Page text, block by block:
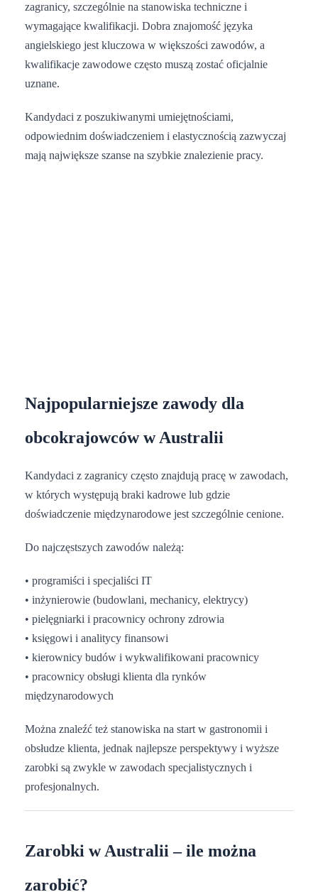
zagranicy, szczególnie na stanowiska techniczne i
wymagające kwalifikacji. Dobra znajomość języka
angielskiego jest kluczowa w większości zawodów, a
kwalifikacje zawodowe często muszą zostać oficjalnie
uznane.
Kandydaci z poszukiwanymi umiejętnościami,
odpowiednim doświadczeniem i elastycznością zazwyczaj
mają największe szanse na szybkie znalezienie pracy.
Najpopularniejsze zawody dla
obcokrajowców w Australii
Kandydaci z zagranicy często znajdują pracę w zawodach,
w których występują braki kadrowe lub gdzie
doświadczenie międzynarodowe jest szczególnie cenione.
Do najczęstszych zawodów należą:
• programiści i specjaliści IT
• inżynierowie (budowlani, mechanicy, elektrycy)
• pielęgniarki i pracownicy ochrony zdrowia
• księgowi i analitycy finansowi
• kierownicy budów i wykwalifikowani pracownicy
• pracownicy obsługi klienta dla rynków
międzynarodowych
Można znaleźć też stanowiska na start w gastronomii i
obsłudze klienta, jednak najlepsze perspektywy i wyższe
zarobki są zwykle w zawodach specjalistycznych i
profesjonalnych.
Zarobki w Australii – ile można
zarobić?